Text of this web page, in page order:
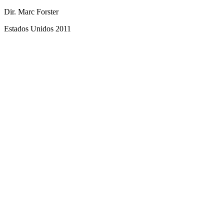
Dir. Marc Forster
Estados Unidos 2011